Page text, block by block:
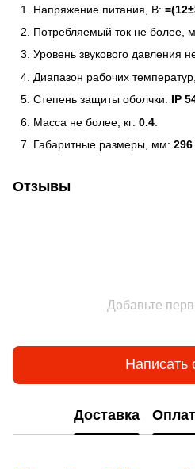
Напряжение питания, В:
Потребляемый ток не более,
Уровень звукового давления
Диапазон рабочих
Степень защиты оболчки: IP
Масса не более, кг: 0.4
Габаритные размеры, мм: 296
Отзывы
Добавьте
Написать
Доставка